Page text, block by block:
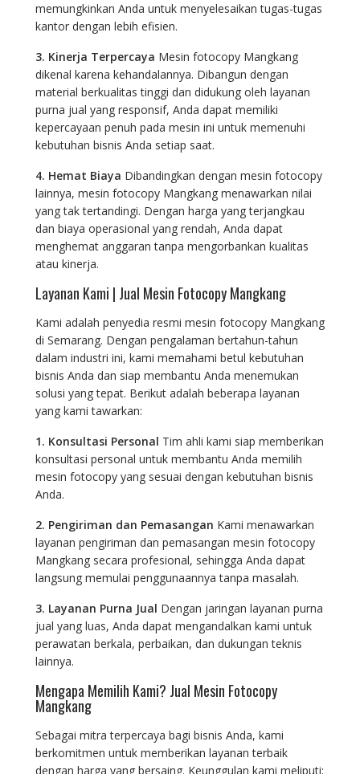
memungkinkan Anda untuk menyelesaikan tugas-tugas
kantor dengan lebih efisien.
3. Kinerja Terpercaya Mesin fotocopy Mangkang
dikenal karena kehandalannya. Dibangun dengan
material berkualitas tinggi dan didukung oleh layanan
purna jual yang responsif, Anda dapat memiliki
kepercayaan penuh pada mesin ini untuk memenuhi
kebutuhan bisnis Anda setiap saat.
4. Hemat Biaya Dibandingkan dengan mesin fotocopy
lainnya, mesin fotocopy Mangkang menawarkan nilai
yang tak tertandingi. Dengan harga yang terjangkau
dan biaya operasional yang rendah, Anda dapat
menghemat anggaran tanpa mengorbankan kualitas
atau kinerja.
Layanan Kami | Jual Mesin Fotocopy Mangkang
Kami adalah penyedia resmi mesin fotocopy Mangkang
di Semarang. Dengan pengalaman bertahun-tahun
dalam industri ini, kami memahami betul kebutuhan
bisnis Anda dan siap membantu Anda menemukan
solusi yang tepat. Berikut adalah beberapa layanan
yang kami tawarkan:
1. Konsultasi Personal Tim ahli kami siap memberikan
konsultasi personal untuk membantu Anda memilih
mesin fotocopy yang sesuai dengan kebutuhan bisnis
Anda.
2. Pengiriman dan Pemasangan Kami menawarkan
layanan pengiriman dan pemasangan mesin fotocopy
Mangkang secara profesional, sehingga Anda dapat
langsung memulai penggunaannya tanpa masalah.
3. Layanan Purna Jual Dengan jaringan layanan purna
jual yang luas, Anda dapat mengandalkan kami untuk
perawatan berkala, perbaikan, dan dukungan teknis
lainnya.
Mengapa Memilih Kami? Jual Mesin Fotocopy
Mangkang
Sebagai mitra terpercaya bagi bisnis Anda, kami
berkomitmen untuk memberikan layanan terbaik
dengan harga yang bersaing. Keunggulan kami meliputi: